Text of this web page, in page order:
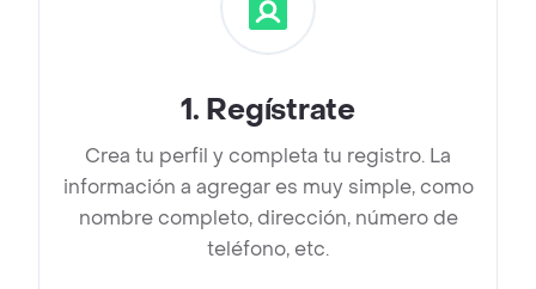
1. Regístrate
Crea tu perfil y completa tu registro. La
información a agregar es muy simple, como
nombre completo, dirección, número de
teléfono, etc.